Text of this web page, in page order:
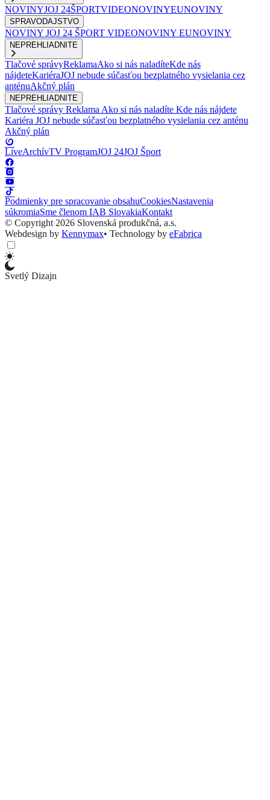
NOVINYJOJ 24ŠPORTVIDEONOVINYEUNOVINY
SPRAVODAJSTVO
NOVINY JOJ 24 ŠPORT VIDEONOVINY EUNOVINY
NEPREHLIADNITE
Tlačové správyReklamaAko si nás naladíteKde nás
nájdeteKariéraJOJ nebude súčasťou bezplatného vysielania cez
anténuAkčný plán
NEPREHLIADNITE
Tlačové správy Reklama Ako si nás naladíte Kde nás nájdete
Kariéra JOJ nebude súčasťou bezplatného vysielania cez anténu
Akčný plán
LiveArchívTV ProgramJOJ 24JOJ Šport
Podmienky pre spracovanie obsahuCookiesNastavenia
súkromiaSme členom IAB SlovakiaKontakt
© Copyright 2026 Slovenská produkčná, a.s.
Webdesign by Kennymax• Technology by eFabrica
Svetlý Dizajn